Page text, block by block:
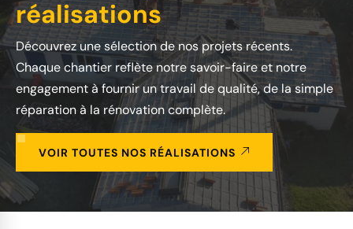
réalisations
Découvrez une sélection de nos projets récents.
Chaque chantier reflète notre savoir-faire et notre
engagement à fournir un travail de qualité, de la simple
réparation à la rénovation complète.
VOIR TOUTES NOS RÉALISATIONS